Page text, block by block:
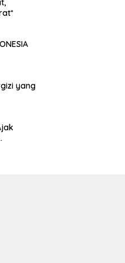
yang